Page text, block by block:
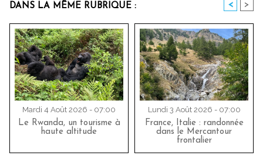
DANS LA MÊME RUBRIQUE : < >
Mardi 4 Août 2026 - 07:00
Le Rwanda, un tourisme à
haute altitude
Lundi 3 Août 2026 - 07:00
France, Italie : randonnée
dans le Mercantour
frontalier